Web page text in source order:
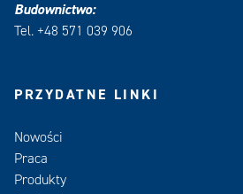
Budownictwo:
Tel. +48 571 039 906
PRZYDATNE LINKI
Nowości
Praca
Produkty